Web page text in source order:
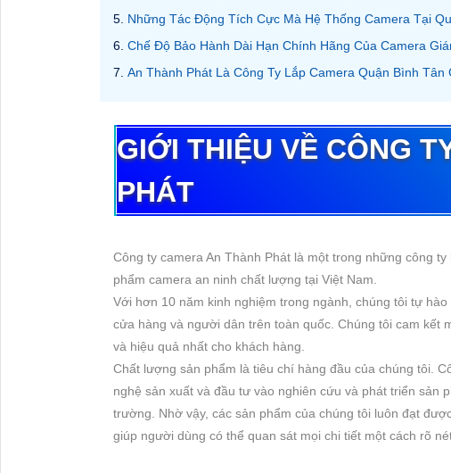
Những Tác Động Tích Cực Mà Hệ Thống Camera Tại
Chế Độ Bảo Hành Dài Hạn Chính Hãng Của Camera
An Thành Phát Là Công Ty Lắp Camera Quận Bình Tân
GIỚI THIỆU VỀ CÔNG
PHÁT
Công ty camera An Thành Phát là một trong những công
phẩm camera an ninh chất lượng tại Việt Nam.
Với hơn 10 năm kinh nghiệm trong ngành, chúng tôi tự
cửa hàng và người dân trên toàn quốc. Chúng tôi cam kết
và hiệu quả nhất cho khách hàng.
Chất lượng sản phẩm là tiêu chí hàng đầu của chúng tôi.
nghệ sản xuất và đầu tư vào nghiên cứu và phát triển sản
trường. Nhờ vậy, các sản phẩm của chúng tôi luôn đạt
giúp người dùng có thể quan sát mọi chi tiết một cách rõ